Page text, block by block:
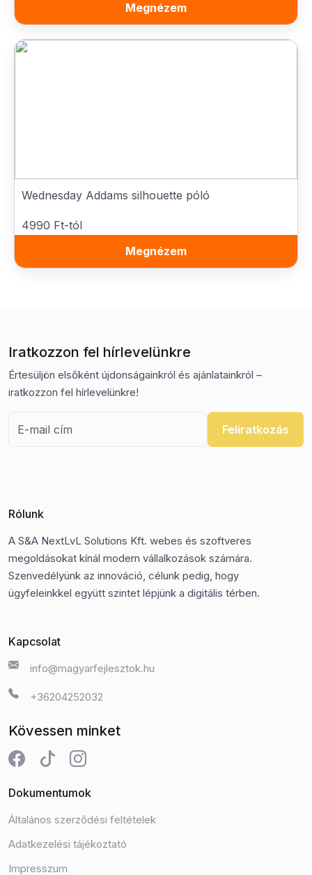
Megnézem
Wednesday Addams silhouette póló
4990 Ft-tól
Megnézem
Iratkozzon fel hírlevelünkre
Értesüljön elsőként újdonságainkról és ajánlatainkról –
iratkozzon fel hírlevelünkre!
Feliratkozás
Rólunk
A S&A NextLvL Solutions Kft. webes és szoftveres
megoldásokat kínál modern vállalkozások számára.
Szenvedélyünk az innováció, célunk pedig, hogy
ügyfeleinkkel együtt szintet lépjünk a digitális térben.
Kapcsolat
info@magyarfejlesztok.hu
+36204252032
Kövessen minket
Dokumentumok
Általános szerződési feltételek
Adatkezelési tájékoztató
Impresszum